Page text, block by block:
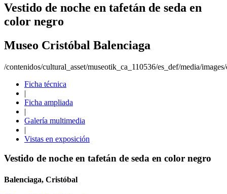
Vestido de noche en tafetán de seda en
color negro
Museo Cristóbal Balenciaga
/contenidos/cultural_asset/museotik_ca_110536/es_def/media/
Ficha técnica
|
Ficha ampliada
|
Galería multimedia
|
Vistas en exposición
Vestido de noche en tafetán de seda en color negro
Balenciaga, Cristóbal